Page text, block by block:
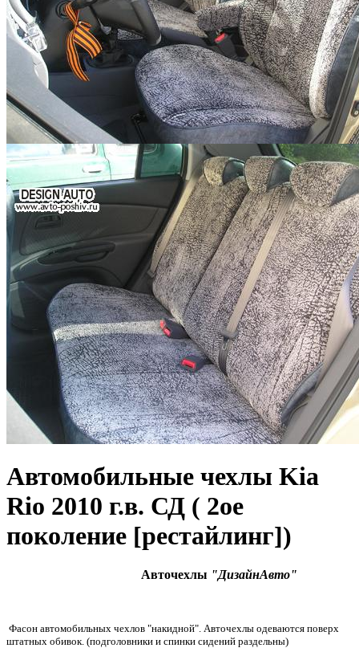
Автомобильные чехлы Kia
Rio 2010 г.в. СД ( 2ое
поколение [рестайлинг])
Авточехлы "ДизайнАвто"
Фасон автомобильных чехлов "накидной". Авточехлы одеваются поверх
штатных обивок. (подголовники и спинки сидений раздельны)